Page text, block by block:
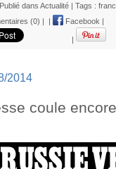
dans Actualité | Tags :
(0) | | Facebook |
|
2014
coule